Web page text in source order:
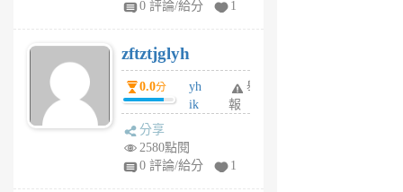
月
前
0 評論/給分
1
zftztjglyh
0.0分
yh
ik
tu
舉
報
分享
2580點閱
0 評論/給分
1